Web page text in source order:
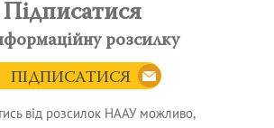
Підписатися
розсилку
ПІДПИСАТИСЯ
від розсилок НААУ можливо,